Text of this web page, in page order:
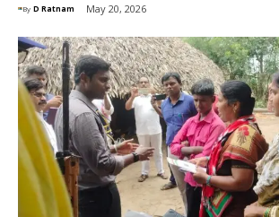
By D Ratnam May 20, 2026